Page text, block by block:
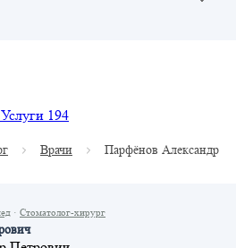
Услуги 194
Врачи
Парфёнов Александр
· Стоматолог-хирург